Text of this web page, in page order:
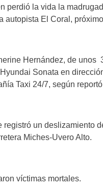
perdió la vida la
autopista El Coral, próximo
Hernández, de unos
Sonata en
Taxi 24/7, según
un deslizamiento
Miches-Uvero Alto.
víctimas mortales.